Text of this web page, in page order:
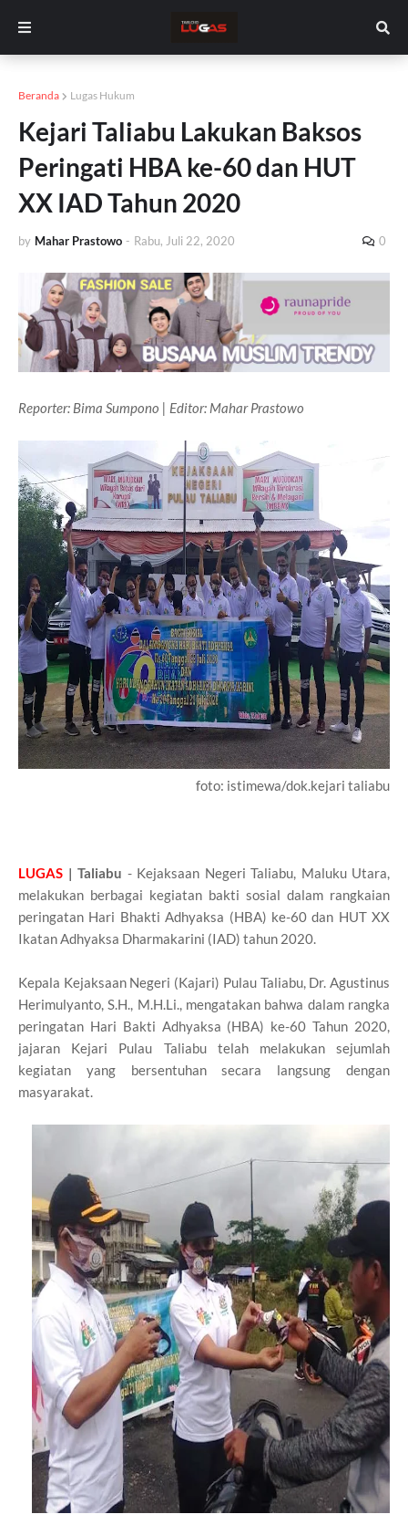
Beranda Lugas Hukum
Kejari Taliabu Lakukan Baksos
Peringati HBA ke-60 dan HUT
XX IAD Tahun 2020
by Mahar Prastowo - Rabu, Juli 22, 2020 0
Reporter: Bima Sumpono | Editor: Mahar Prastowo
foto: istimewa/dok.kejari taliabu
LUGAS | Taliabu - Kejaksaan Negeri Taliabu, Maluku Utara,
melakukan berbagai kegiatan bakti sosial dalam rangkaian
peringatan Hari Bhakti Adhyaksa (HBA) ke-60 dan HUT XX
Ikatan Adhyaksa Dharmakarini (IAD) tahun 2020.
Kepala Kejaksaan Negeri (Kajari) Pulau Taliabu, Dr. Agustinus
Herimulyanto, S.H., M.H.Li., mengatakan bahwa dalam rangka
peringatan Hari Bakti Adhyaksa (HBA) ke-60 Tahun 2020,
jajaran Kejari Pulau Taliabu telah melakukan sejumlah
kegiatan yang bersentuhan secara langsung dengan
masyarakat.